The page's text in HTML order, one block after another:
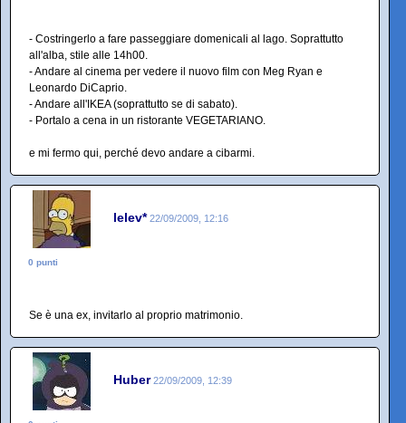
- Costringerlo a fare passeggiare domenicali al lago. Soprattutto
all'alba, stile alle 14h00.
- Andare al cinema per vedere il nuovo film con Meg Ryan e
Leonardo DiCaprio.
- Andare all'IKEA (soprattutto se di sabato).
- Portalo a cena in un ristorante VEGETARIANO.
e mi fermo qui, perché devo andare a cibarmi.
lelev* 22/09/2009, 12:16
0 punti
Se è una ex, invitarlo al proprio matrimonio.
Huber 22/09/2009, 12:39